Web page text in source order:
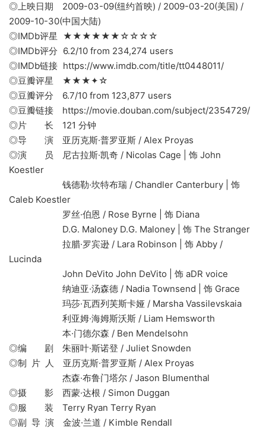
◎上映日期 2009-03-09(纽约首映) / 2009-03-20(美国) /
2009-10-30(中国大陆)
◎IMDb评星 ★★★★★★☆☆☆☆
◎IMDb评分 6.2/10 from 234,274 users
◎IMDb链接 https://www.imdb.com/title/tt0448011/
◎豆瓣评星 ★★★✦☆
◎豆瓣评分 6.7/10 from 123,877 users
◎豆瓣链接 https://movie.douban.com/subject/2354729/
◎片 长 121 分钟
◎导 演 亚历克斯·普罗亚斯 / Alex Proyas
◎演 员 尼古拉斯·凯奇 / Nicolas Cage | 饰 John
Koestler
钱德勒·坎特布瑞 / Chandler Canterbury | 饰
Caleb Koestler
罗丝·伯恩 / Rose Byrne | 饰 Diana
D.G. Maloney D.G. Maloney | 饰 The Stranger
拉腊·罗宾逊 / Lara Robinson | 饰 Abby /
Lucinda
John DeVito John DeVito | 饰 aDR voice
纳迪亚·汤森德 / Nadia Townsend | 饰 Grace
玛莎·瓦西列芙斯卡娅 / Marsha Vassilevskaia
利亚姆·海姆斯沃斯 / Liam Hemsworth
本·门德尔森 / Ben Mendelsohn
◎编 剧 朱丽叶·斯诺登 / Juliet Snowden
◎制 片 人 亚历克斯·普罗亚斯 / Alex Proyas
杰森·布鲁门塔尔 / Jason Blumenthal
◎摄 影 西蒙·达根 / Simon Duggan
◎服 装 Terry Ryan Terry Ryan
◎副 导 演 金波·兰道 / Kimble Rendall